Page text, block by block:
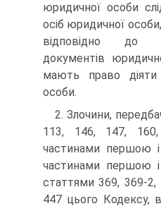
юридичної особи
осіб юридичної
відповідно до
документів
мають право діяти
особи.
2. Злочини,
113, 146, 147,
частинами першою
частинами першою
статтями 369, 369-2,
447 цього Кодексу,